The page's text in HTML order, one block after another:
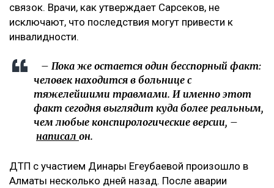
связок. Врачи, как утверждает Сарсеков, не
исключают, что последствия могут привести к
инвалидности.
– Пока же остается один бесспорный факт:
человек находится в больнице с
тяжелейшими травмами. И именно этот
факт сегодня выглядит куда более реальным,
чем любые конспирологические версии, –
написал он.
ДТП с участием Динары Егеубаевой произошло в
Алматы несколько дней назад. После аварии